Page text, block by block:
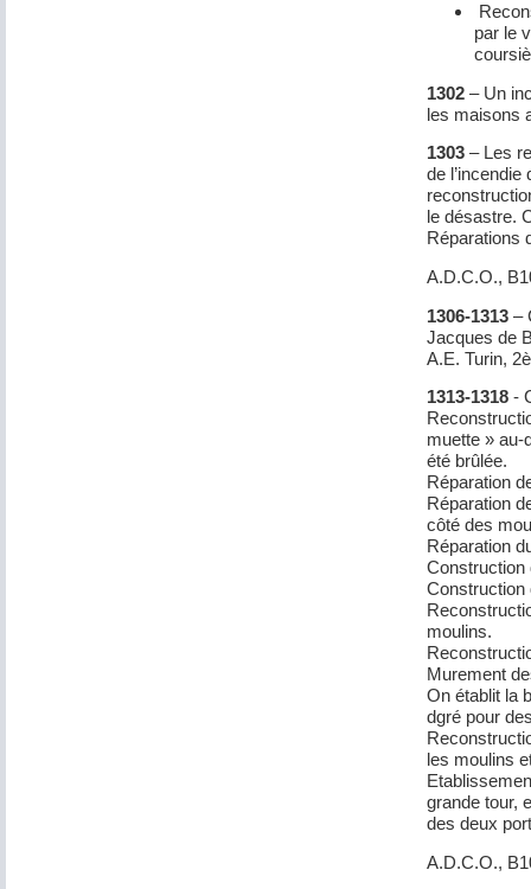
par le
1302 – Un
les maisons
1303 – Les
de
le désastre.
Réparations
A.D.C.O.,
1306-1313 –
Jacques de
A.E. Turin,
1313-1318 -
muette » au-
été brûlée.
Réparation
Réparation
côté des
Réparation
Construction
Construction
moulins.
Murement
On établit la
dgré pour
les moulins
grande tour,
des deux
A.D.C.O.,